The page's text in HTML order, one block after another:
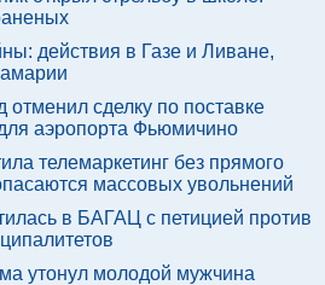
действия в Газе и Ливане,
отменил сделку по поставке
аэропорта Фьюмичино
телемаркетинг без прямого
массовых увольнений
в БАГАЦ с петицией против
утонул молодой мужчина